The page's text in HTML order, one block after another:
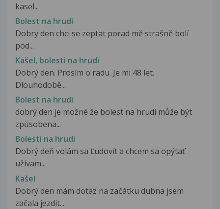
kasel...
Bolest na hrudi
Dobry den chci se zeptat porad mě strašně bolí
pod...
Kašel, bolesti na hrudi
Dobrý den. Prosím o radu. Je mi 48 let.
Dlouhodobě...
Bolest na hrudi
dobrý den je možné že bolest na hrudi může být
způsobena...
Bolesti na hrudi
Dobrý deň volám sa Ľudovít a chcem sa opýtať
užívam...
Kašel
Dobrý den mám dotaz na začátku dubna jsem
začala jezdit...